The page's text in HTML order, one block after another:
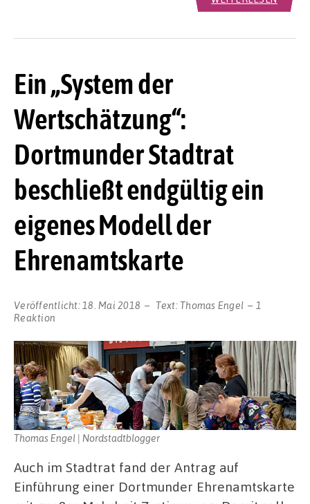
Ein „System der
Wertschätzung“:
Dortmunder Stadtrat
beschließt endgültig ein
eigenes Modell der
Ehrenamtskarte
Veröffentlicht: 18. Mai 2018 Text:Thomas Engel
1
Reaktion
Thomas Engel | Nordstadtblogger
Auch im Stadtrat fand der Antrag auf
Einführung einer Dortmunder Ehrenamtskarte